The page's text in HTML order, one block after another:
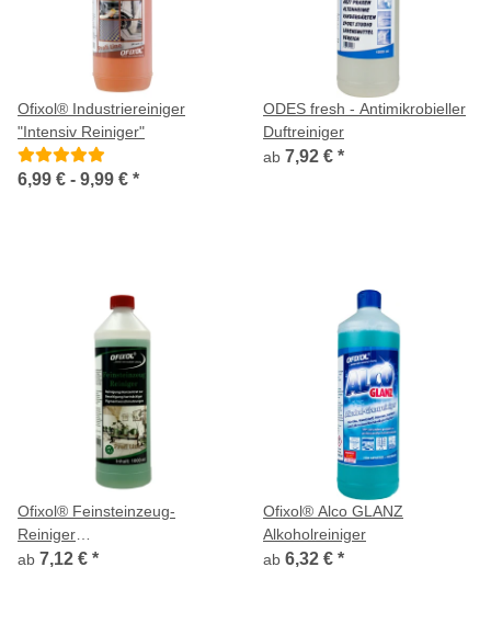
Ofixol® Industriereiniger
"Intensiv Reiniger"
6,99 € - 9,99 € *
ODES fresh - Antimikrobieller
Duftreiniger
ab 7,92 € *
Ofixol® Feinsteinzeug-
Reiniger
(Reinigungskonzentrat)
ab 7,12 € *
Ofixol® Alco GLANZ
Alkoholreiniger
ab 6,32 € *